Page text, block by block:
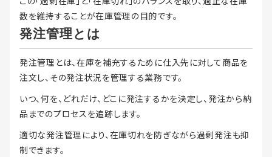
数を維持することが在庫管理の目的です。
発注管理とは
発注管理とは、在庫を補充するために仕入先に対して商品を
注文し、その発注状況を管理する業務です。
いつ、何を、どれだけ、どこに発注するかを決定し、発注から納
品までのプロセスを追跡します。
適切な発注管理により、在庫切れを防ぎながら過剰発注も抑
制できます。